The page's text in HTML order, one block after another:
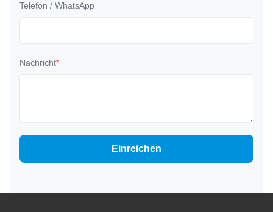
Telefon / WhatsApp
Nachricht*
Einreichen